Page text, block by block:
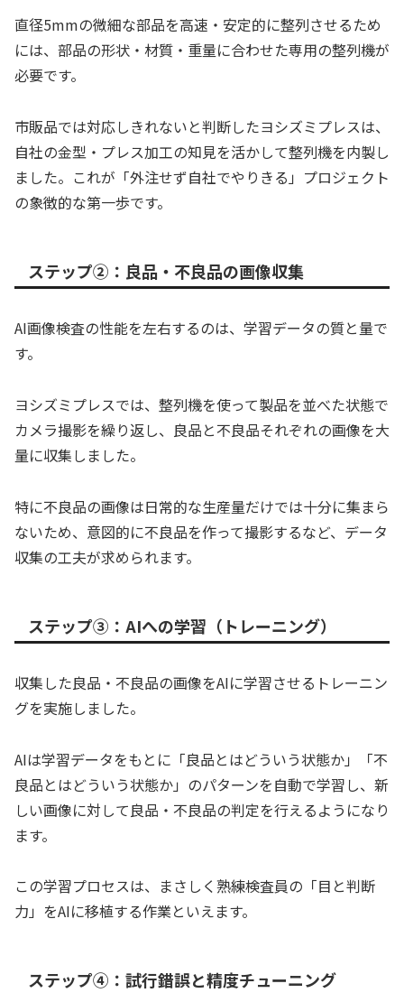
直径5mmの微細な部品を高速・安定的に整列させるため
には、部品の形状・材質・重量に合わせた専用の整列機が
必要です。
市販品では対応しきれないと判断したヨシズミプレスは、
自社の金型・プレス加工の知見を活かして整列機を内製し
ました。これが「外注せず自社でやりきる」プロジェクト
の象徴的な第一歩です。
ステップ②：良品・不良品の画像収集
AI画像検査の性能を左右するのは、学習データの質と量で
す。
ヨシズミプレスでは、整列機を使って製品を並べた状態で
カメラ撮影を繰り返し、良品と不良品それぞれの画像を大
量に収集しました。
特に不良品の画像は日常的な生産量だけでは十分に集まら
ないため、意図的に不良品を作って撮影するなど、データ
収集の工夫が求められます。
ステップ③：AIへの学習（トレーニング）
収集した良品・不良品の画像をAIに学習させるトレーニン
グを実施しました。
AIは学習データをもとに「良品とはどういう状態か」「不
良品とはどういう状態か」のパターンを自動で学習し、新
しい画像に対して良品・不良品の判定を行えるようになり
ます。
この学習プロセスは、まさしく熟練検査員の「目と判断
力」をAIに移植する作業といえます。
ステップ④：試行錯誤と精度チューニング